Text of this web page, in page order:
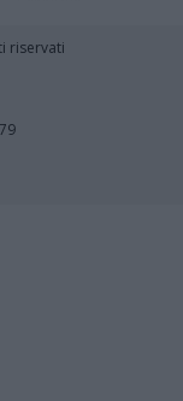
riservati